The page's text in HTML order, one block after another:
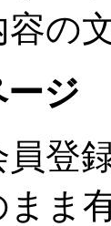
の
ージ
登
ま